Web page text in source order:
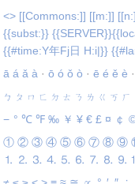
<> [[Commons:]] [[m:]]
{{subst:}}
{{#time:Y年Fj日 H:i|}}
ā á ǎ à · ō ó ǒ ò · ē é ě è ·
ㄅ ㄆ ㄇ ㄈ ㄉ ㄊ ㄋ ㄌ ㄍ ㄎ ㄏ
− ° ℃ ℉ ‰ ￥ ¥ € £ ¤ ￠
① ② ③ ④ ⑤ ⑥ ⑦ ⑧ ⑨
⒈ ⒉ ⒊ ⒋ ⒌ ⒍ ⒎ ⒏ ⒐